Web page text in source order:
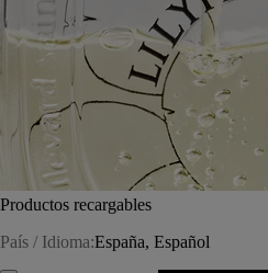
Productos recargables
País / Idioma:España, Español